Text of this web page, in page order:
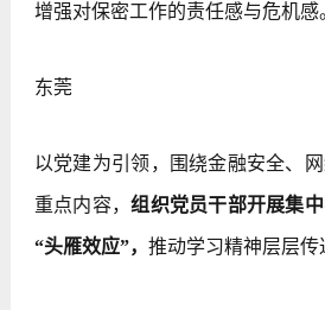
增强对保密工作的责任感与危机感
东莞
以党建为引领，围绕金融安全、
重点内容，组织党员干部开展集
“头雁效应”， 推动学习精神层层传